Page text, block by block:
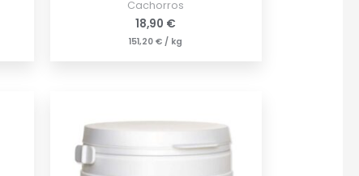
Cachorros
18,90 €
151,20€ / kg